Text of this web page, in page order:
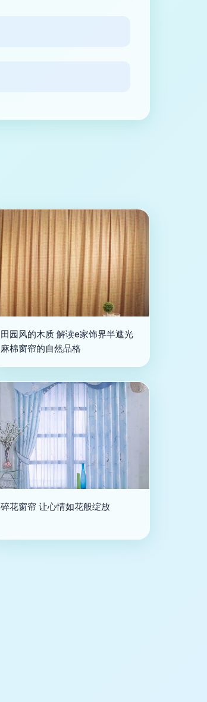
田园风的木质 解读e家饰界半遮光
麻棉窗帘的自然品格
碎花窗帘 让心情如花般绽放